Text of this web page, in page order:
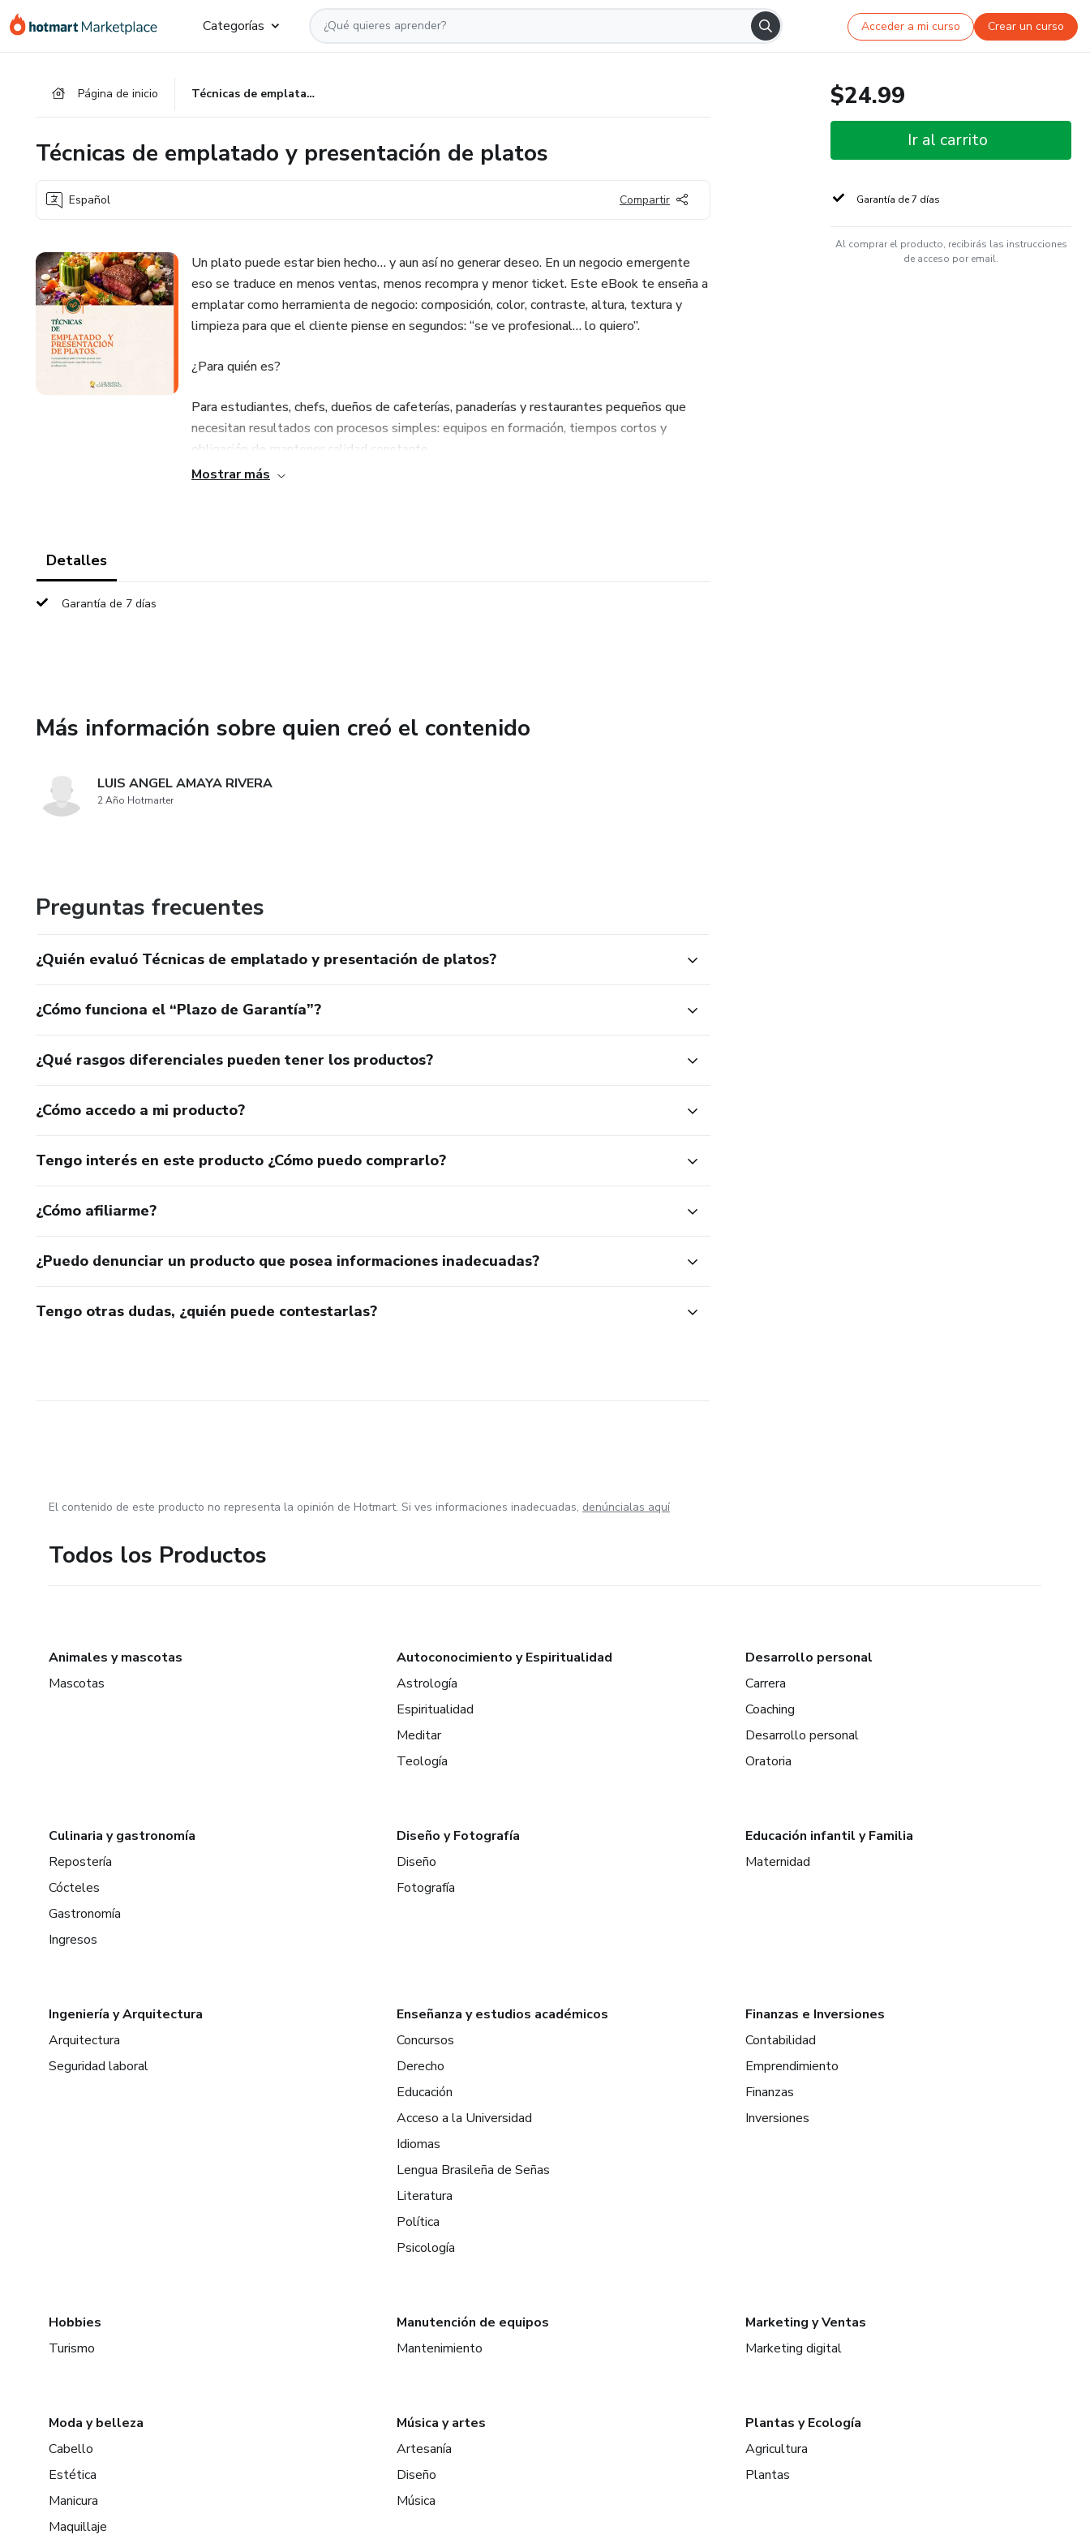
Categorías Acceder a mi curso Crear un curso
Página de inicio Técnicas de emplatado y presentación de platos
Técnicas de emplatado y presentación de platos
Español Compartir
Un plato puede estar bien hecho… y aun así no generar deseo. En un negocio emergente
eso se traduce en menos ventas, menos recompra y menor ticket. Este eBook te enseña a
emplatar como herramienta de negocio: composición, color, contraste, altura, textura y
limpieza para que el cliente piense en segundos: “se ve profesional… lo quiero”.
¿Para quién es?
Para estudiantes, chefs, dueños de cafeterías, panaderías y restaurantes pequeños que
necesitan resultados con procesos simples: equipos en formación, tiempos cortos y
obligación de mantener calidad constante.
color, textura, altura).
transversal, triangular, circular, tercios).
Ruta sugerida: lee fundamentos, elige 2 técnicas base y aplica el sistema de consistencia
con fichas y checklist.
autorización expresa del autor.
Mostrar más
Detalles
Garantía de 7 días
Más información sobre quien creó el contenido
LUIS ANGEL AMAYA RIVERA
2 Año Hotmarter
Preguntas frecuentes
¿Quién evaluó Técnicas de emplatado y presentación de platos?
¿Cómo funciona el “Plazo de Garantía”?
¿Qué rasgos diferenciales pueden tener los productos?
¿Cómo accedo a mi producto?
Tengo interés en este producto ¿Cómo puedo comprarlo?
¿Cómo afiliarme?
¿Puedo denunciar un producto que posea informaciones inadecuadas?
Tengo otras dudas, ¿quién puede contestarlas?
$24.99
Ir al carrito
Garantía de 7 días
Al comprar el producto, recibirás las instrucciones
de acceso por email.
El contenido de este producto no representa la opinión de Hotmart. Si ves informaciones inadecuadas, denúncialas aquí
Todos los Productos
Animales y mascotas
Mascotas
Autoconocimiento y Espiritualidad
Astrología
Espiritualidad
Meditar
Teología
Desarrollo personal
Carrera
Coaching
Desarrollo personal
Oratoria
Culinaria y gastronomía
Repostería
Cócteles
Gastronomía
Ingresos
Diseño y Fotografía
Diseño
Fotografía
Educación infantil y Familia
Maternidad
Ingeniería y Arquitectura
Arquitectura
Seguridad laboral
Enseñanza y estudios académicos
Concursos
Derecho
Educación
Acceso a la Universidad
Idiomas
Lengua Brasileña de Señas
Literatura
Política
Psicología
Finanzas e Inversiones
Contabilidad
Emprendimiento
Finanzas
Inversiones
Hobbies
Turismo
Manutención de equipos
Mantenimiento
Marketing y Ventas
Marketing digital
Moda y belleza
Cabello
Estética
Manicura
Maquillaje
Música y artes
Artesanía
Diseño
Música
Plantas y Ecología
Agricultura
Plantas